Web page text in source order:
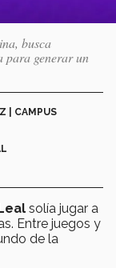
busca
para generar un
| CAMPUS
solía jugar a
Entre juegos y
de la